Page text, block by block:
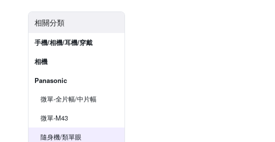
相關分類
手機/相機/耳機/穿戴
相機
Panasonic
微單-全片幅/中片幅
微單-M43
隨身機/類單眼